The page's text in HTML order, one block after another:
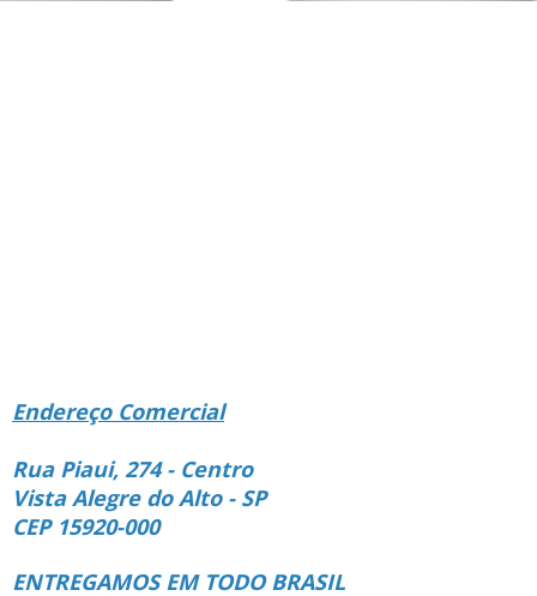
Endereço Comercial
Rua Piaui, 274 - Centro
Vista Alegre do Alto - SP
CEP 15920-000
ENTREGAMOS EM TODO BRASIL